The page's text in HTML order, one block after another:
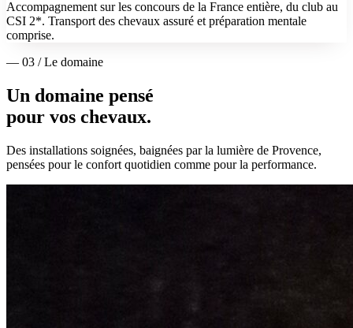
Accompagnement sur les concours de la France entière, du club au
CSI 2*. Transport des chevaux assuré et préparation mentale
comprise.
— 03 / Le domaine
Un domaine pensé
pour vos chevaux.
Des installations soignées, baignées par la lumière de Provence,
pensées pour le confort quotidien comme pour la performance.